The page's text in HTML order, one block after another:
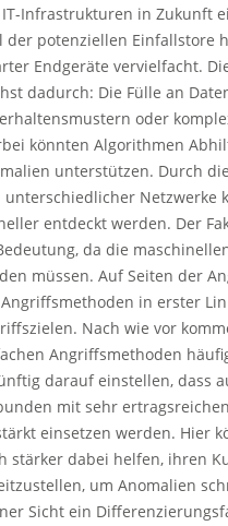
Infrastrukturen in Zukunft
der potenziellen Einfallstore
Endgeräte vervielfacht.
dadurch: Die Fülle an
oder
könnten Algorithmen
unterstützen. Durch
unterschiedlicher Netzwerke
entdeckt werden. Der
da die
müssen. Auf Seiten der
in erster
Nach wie vor
Angriffsmethoden
darauf einstellen, dass
mit sehr
einsetzen werden. Hier
stärker dabei helfen, ihren
um Anomalien
Sicht ein